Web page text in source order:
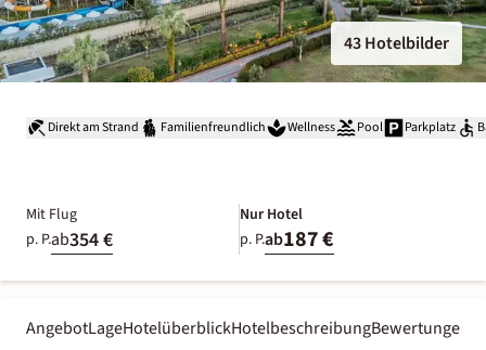
43 Hotelbilder
Direkt am Strand Familienfreundlich Wellness Pool Parkplatz
Mit Flug
p. P.ab354 €
Nur Hotel
p. P.ab187 €
AngebotLageHotelüberblickHotelbeschreibungBewertungen